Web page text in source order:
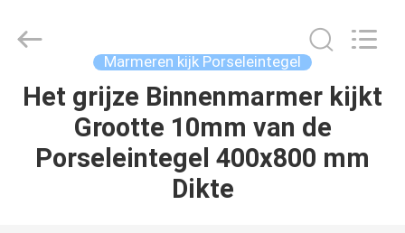
HUIS
PRODUCTEN
CERAMICS
CO.,LTD..
Marmeren kijk Porseleintegel
Het grijze Binnenmarmer kijkt
Grootte 10mm van de
Porseleintegel 400x800 mm
Dikte